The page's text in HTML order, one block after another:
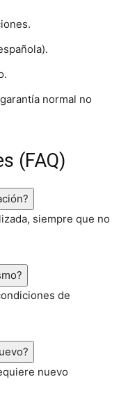
normal no
(FAQ)
siempre que no
de
nuevo